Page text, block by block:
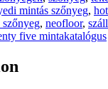
mintás szőnyeg,
, neofloor,
five mintakatalógus